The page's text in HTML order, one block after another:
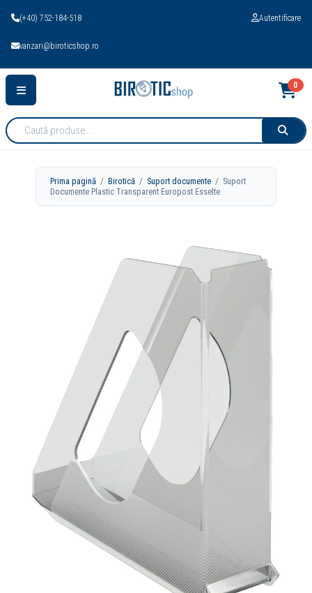
(+40) 752-184-518
vanzari@biroticshop.ro
Autentificare
Cauta
produse:
0
Prima pagină /Birotică /Suport documente / Suport
Documente Plastic Transparent Europost Esselte